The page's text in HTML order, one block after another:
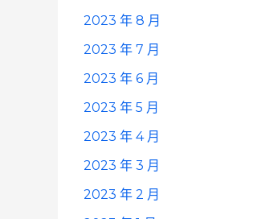
2023 年 8 月
2023 年 7 月
2023 年 6 月
2023 年 5 月
2023 年 4 月
2023 年 3 月
2023 年 2 月